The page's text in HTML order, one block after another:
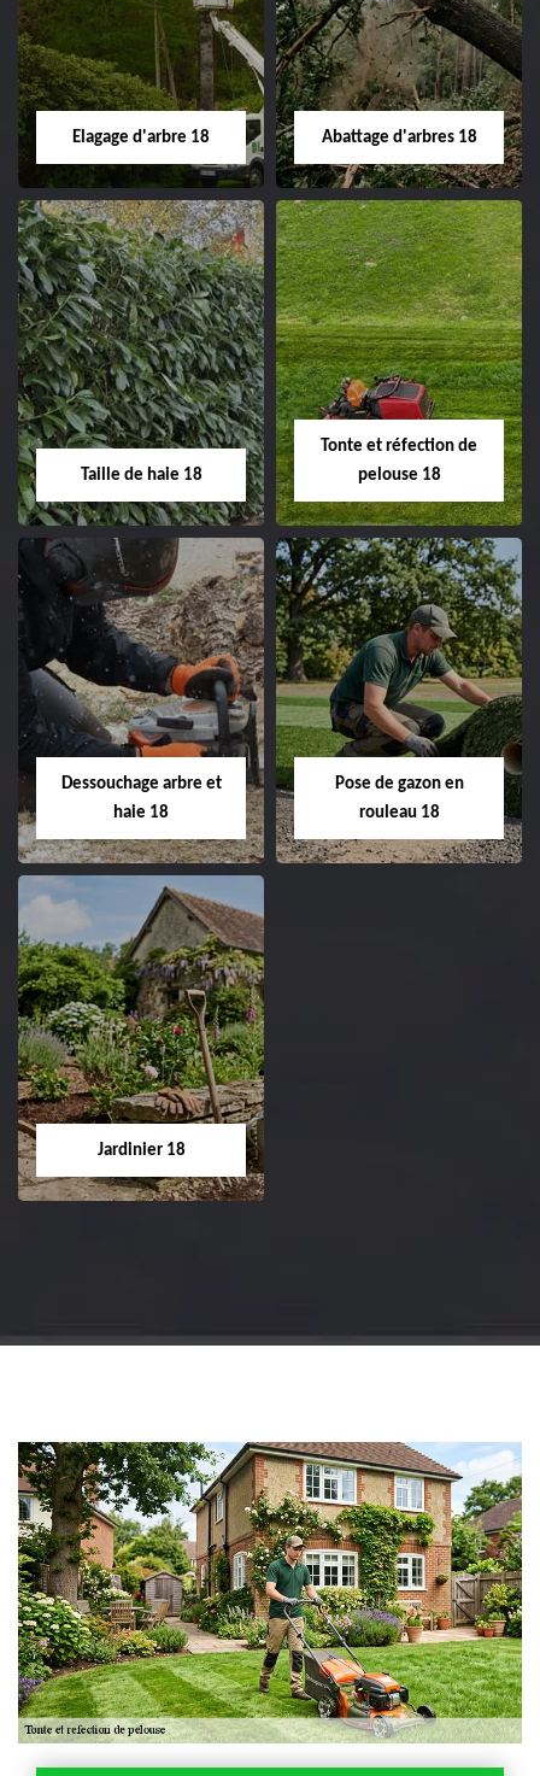
Artisan paysagiste 18
Cher tel: 02.52.56.49.40
changement
grillage et clôture
18
Spécialiste en pose et
changement grillage et
clôture 18 Cher tel:
02.52.56.49.40
Elagage d'arbre 18
Elagage d'arbre 18
Entreprise élagage
d'arbre 18 Cher tel:
02.52.56.49.40
Abattage d'arbres 18
Abattage d'arbres
18
Entreprise abattage
Taille de haie 18
Taille de haie 18
Entreprise taille de haie
18 Cher tel:
02.52.56.49.40
Tonte et réfection de
pelouse 18
Tonte et réfection
de pelouse 18
Entreprise tonte et
Cher tel: 02.52.56.49.40
Dessouchage arbre et
haie 18
Dessouchage arbre
et haie 18
Entreprise dessouchage
arbre et haie 18 Cher
Pose de gazon en
rouleau 18
Jardinier 18